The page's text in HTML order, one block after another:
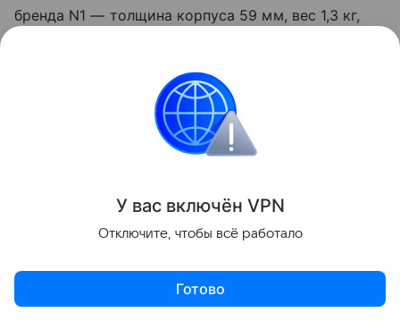
бренда N1 — толщина корпуса 59 мм, вес 1,3 кг,
S70 Ultra Roller уже доступен от 94 990 рублей в
ДНС, G70 Detect — от 26 990 рублей, S7 Ultra Aqua
— от 19 990 рублей на Яндекс Маркет. Цены на
У вас включён VPN
Отключите, чтобы всё работало
Готово